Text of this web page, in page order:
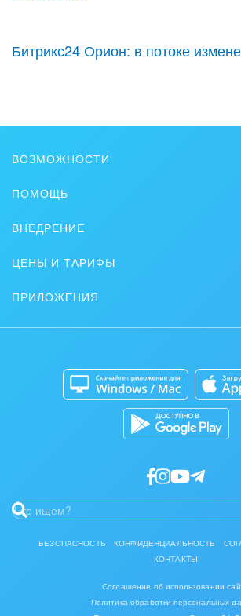
Битрикс24 Орион: в потоке
ВОЗМОЖНОСТИ
Совместная работа
Bitrix GPT
ПОМОЩЬ
Обучение
Вебинары
Задать вопрос
ВНЕДРЕНИЕ
Партнеры
Стать партнером
ЦЕНЫ И ТАРИФЫ
ПРИЛОЖЕНИЯ
Разработчикам приложений
БЕЗОПАСНОСТЬ КОНФИДЕНЦИАЛЬНОСТЬ
КОНТАКТЫ
Соглашение об использовании
Политика обработки персональных